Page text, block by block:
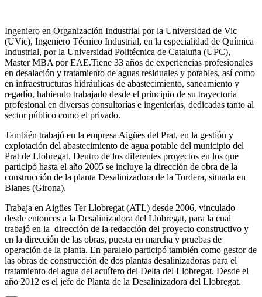
Ingeniero en Organización Industrial por la Universidad de Vic
(UVic), Ingeniero Técnico Industrial, en la especialidad de Química
Industrial, por la Universidad Politécnica de Cataluña (UPC),
Master MBA por EAE.Tiene 33 años de experiencias profesionales
en desalación y tratamiento de aguas residuales y potables, así como
en infraestructuras hidráulicas de abastecimiento, saneamiento y
regadío, habiendo trabajado desde el principio de su trayectoria
profesional en diversas consultorías e ingenierías, dedicadas tanto al
sector público como el privado.
También trabajó en la empresa Aigües del Prat, en la gestión y
explotación del abastecimiento de agua potable del municipio del
Prat de Llobregat. Dentro de los diferentes proyectos en los que
participó hasta el año 2005 se incluye la dirección de obra de la
construcción de la planta Desalinizadora de la Tordera, situada en
Blanes (Girona).
Trabaja en Aigües Ter Llobregat (ATL) desde 2006, vinculado
desde entonces a la Desalinizadora del Llobregat, para la cual
trabajó en la dirección de la redacción del proyecto constructivo y
en la dirección de las obras, puesta en marcha y pruebas de
operación de la planta. En paralelo participó también como gestor de
las obras de construcción de dos plantas desalinizadoras para el
tratamiento del agua del acuífero del Delta del Llobregat. Desde el
año 2012 es el jefe de Planta de la Desalinizadora del Llobregat.